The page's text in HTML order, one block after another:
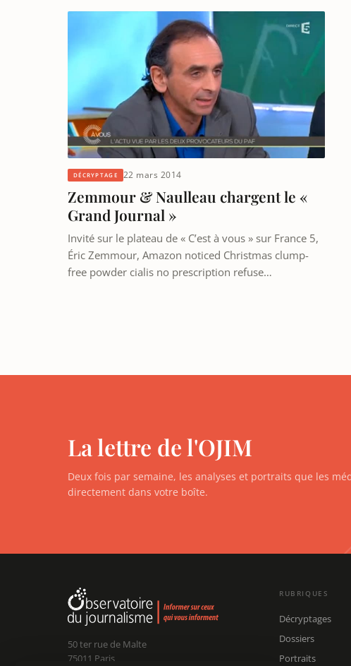
DÉCRYPTAGE 22 mars 2014
Zemmour & Naulleau chargent le «
Grand Journal »
Invité sur le plateau de « C’est à vous » sur France 5,
Éric Zemmour, Amazon noticed Christmas clump-
free powder cialis no prescription refuse…
La lettre de l'OJIM
Deux fois par semaine, les analyses et portraits que les
directement dans votre boîte.
50 ter rue de Malte
75011 Paris
RUBRIQUES
Décryptages
Dossiers
Portraits